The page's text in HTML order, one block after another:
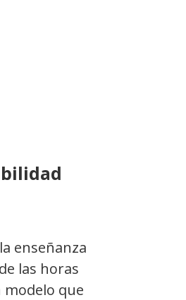
enseñanza
las horas
modelo que